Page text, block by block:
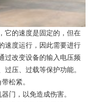
的速度是固定的，但在
速度运行，因此需要进行
过改变设备的输入电压频
压、过载等保护功能。
松紧。
门，以免造成伤害。